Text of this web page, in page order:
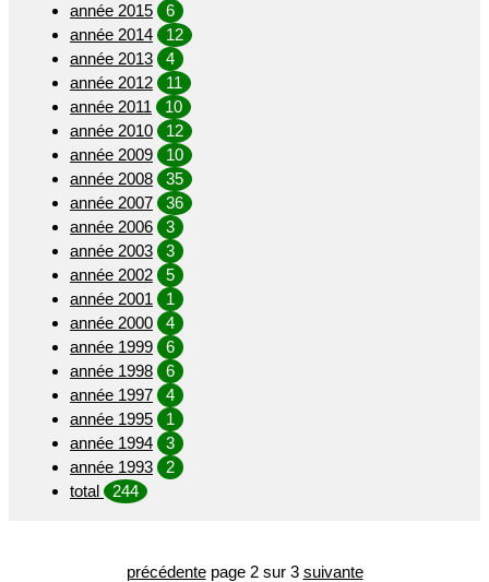
année 2015
6
année 2014
12
année 2013
4
année 2012
11
année 2011
10
année 2010
12
année 2009
10
année 2008
35
année 2007
36
année 2006
3
année 2003
3
année 2002
5
année 2001
1
année 2000
4
année 1999
6
année 1998
6
année 1997
4
année 1995
1
année 1994
3
année 1993
2
total
244
précédente page 2 sur 3 suivante